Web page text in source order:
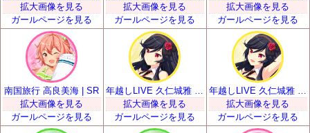
拡大画像を見る
ガールページを見る
拡大画像を見る
ガールページを見る
拡大画像を見る
ガールページを見る
南国旅行 高良美海 | SR
拡大画像を見る
ガールページを見る
拡大画像を見る
ガールページを見る
拡大画像を見る
ガールページを見る